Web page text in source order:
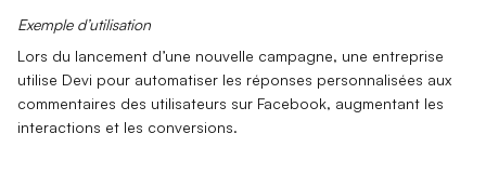
Exemple d’utilisation
Lors du lancement d’une nouvelle campagne, une entreprise
utilise Devi pour automatiser les réponses personnalisées aux
commentaires des utilisateurs sur Facebook, augmentant les
interactions et les conversions.